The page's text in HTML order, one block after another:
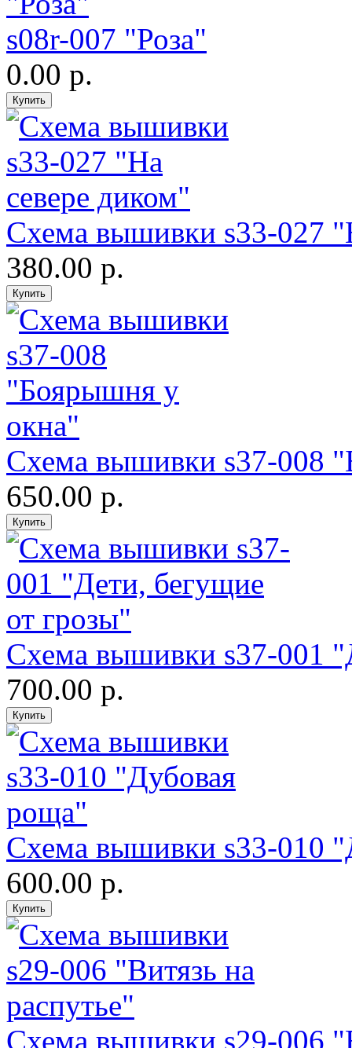
s08r-007 "Роза"
0.00 р.
Схема вышивки s33-027
380.00 р.
Схема вышивки s37-008
650.00 р.
Схема вышивки s37-001
700.00 р.
Схема вышивки s33-010
600.00 р.
Схема вышивки s29-006